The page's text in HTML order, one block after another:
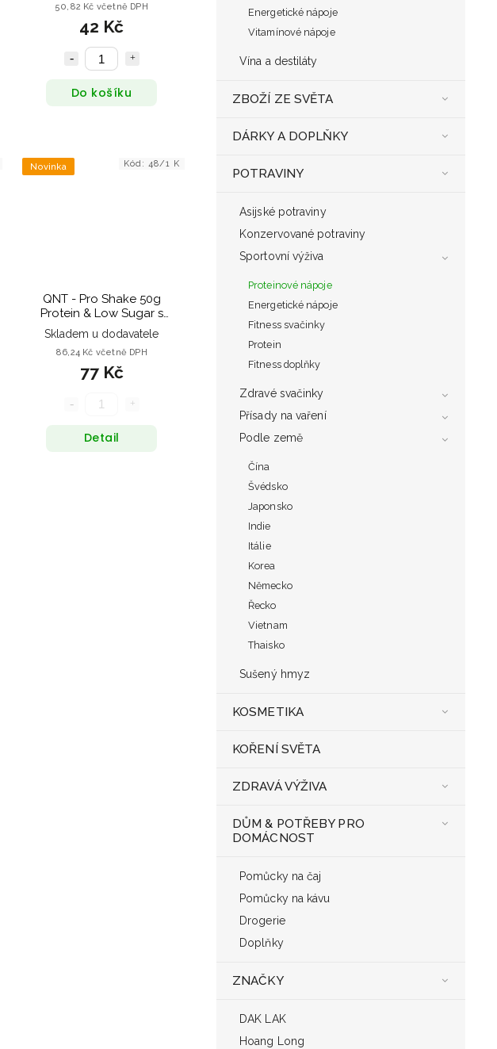
Energetické nápoje
Vitamínové nápoje
Vína a destiláty
ZBOŽÍ ZE SVĚTA
DÁRKY A DOPLŇKY
POTRAVINY
Asijské potraviny
Konzervované potraviny
Sportovní výživa
Proteinové nápoje
Energetické nápoje
Fitness svačinky
Protein
Fitness doplňky
Zdravé svačinky
Přísady na vaření
Podle země
Čína
Švédsko
Japonsko
Indie
Itálie
Korea
Německo
Řecko
Vietnam
Thaisko
Sušený hmyz
KOSMETIKA
KOŘENÍ SVĚTA
ZDRAVÁ VÝŽIVA
DŮM & POTŘEBY PRO
DOMÁCNOST
Pomůcky na čaj
Pomůcky na kávu
Drogerie
Doplňky
ZNAČKY
DAK LAK
Hoang Long
50,82 Kč včetně DPH
42 Kč
Do košíku
Novinka
QNT - Pro Shake 50g
Protein & Low Sugar s
příchutí Belgian Chocolate
- 500 ml
Skladem u dodavatele
86,24 Kč včetně DPH
77 Kč
Detail
Kód: 48/1 K